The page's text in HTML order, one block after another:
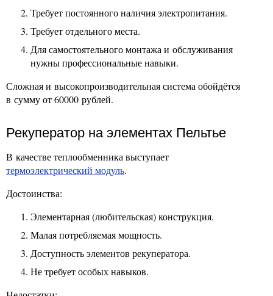
Требует постоянного наличия электропитания.
Требует отдельного места.
Для самостоятельного монтажа и обслуживания
нужны профессиональные навыки.
Сложная и высокопроизводительная система обойдётся
в сумму от 60000 рублей.
Рекуператор на элементах Пельтье
В качестве теплообменника выступает
термоэлектрический модуль.
Достоинства:
Элементарная (любительская) конструкция.
Малая потребляемая мощность.
Доступность элементов рекуператора.
Не требует особых навыков.